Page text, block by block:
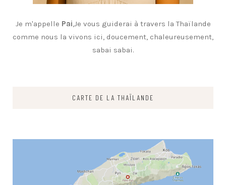
Je m'appelle Pai,Je vous guiderai à travers la Thaïlande
comme nous la vivons ici, doucement, chaleureusement,
sabai sabai.
CARTE DE LA THAÏLANDE